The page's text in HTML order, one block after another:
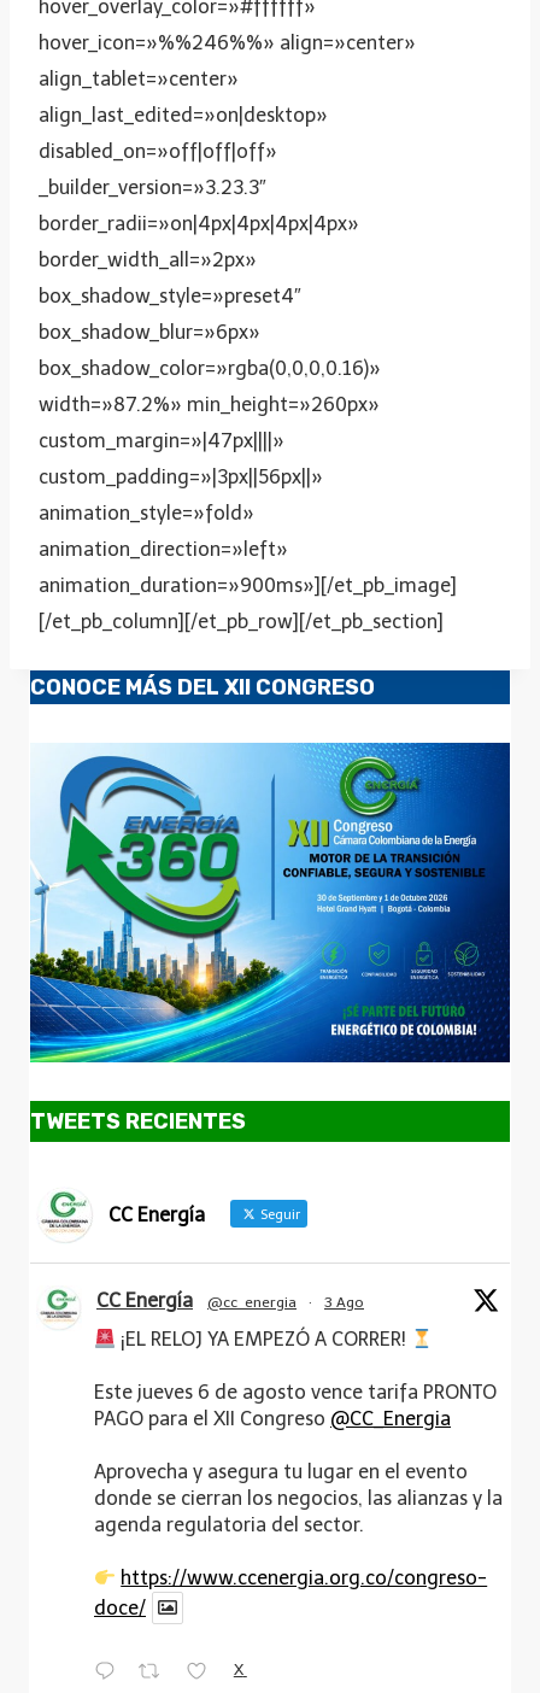
hover_overlay_color=»#ffffff»
hover_icon=»%%246%%» align=»center»
align_tablet=»center»
align_last_edited=»on|desktop»
disabled_on=»off|off|off»
_builder_version=»3.23.3″
border_radii=»on|4px|4px|4px|4px»
border_width_all=»2px»
box_shadow_style=»preset4″
box_shadow_blur=»6px»
box_shadow_color=»rgba(0,0,0,0.16)»
width=»87.2%» min_height=»260px»
custom_margin=»|47px||||»
custom_padding=»|3px||56px||»
animation_style=»fold»
animation_direction=»left»
animation_duration=»900ms»][/et_pb_image]
[/et_pb_column][/et_pb_row][/et_pb_section]
CONOCE MÁS DEL XII CONGRESO
TWEETS RECIENTES
CC Energía Seguir
CC Energía @cc_energia · 3 Ago
¡EL RELOJ YA EMPEZÓ A CORRER!
Este jueves 6 de agosto vence tarifa PRONTO
PAGO para el XII Congreso @CC_Energia
Aprovecha y asegura tu lugar en el evento
donde se cierran los negocios, las alianzas y la
agenda regulatoria del sector.
https://www.ccenergia.org.co/congreso-
doce/
X